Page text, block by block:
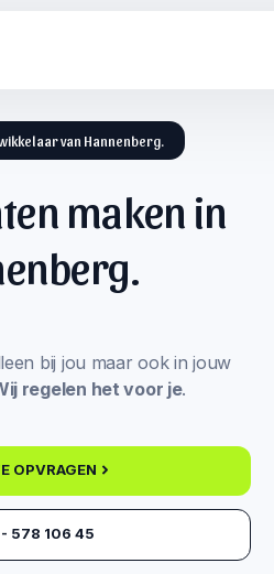
van Hannenberg.
maken in
bij jou maar ook in jouw
regelen het voor je.
OPVRAGEN
578 106 45‬